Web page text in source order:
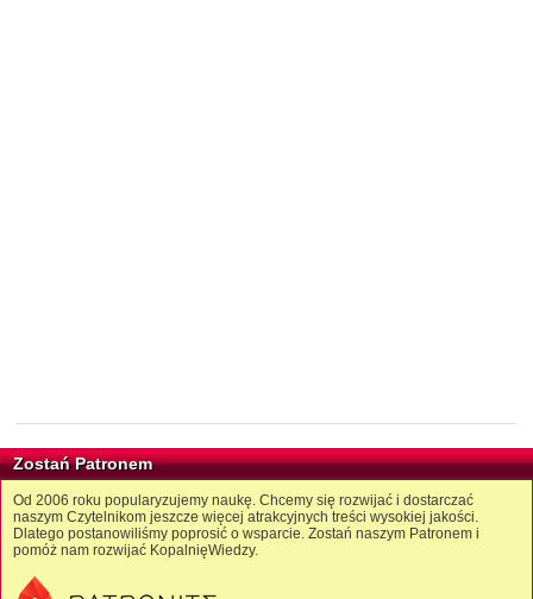
Zostań Patronem
Od 2006 roku popularyzujemy naukę. Chcemy się rozwijać i dostarczać
naszym Czytelnikom jeszcze więcej atrakcyjnych treści wysokiej jakości.
Dlatego postanowiliśmy poprosić o wsparcie. Zostań naszym Patronem i
pomóż nam rozwijać KopalnięWiedzy.